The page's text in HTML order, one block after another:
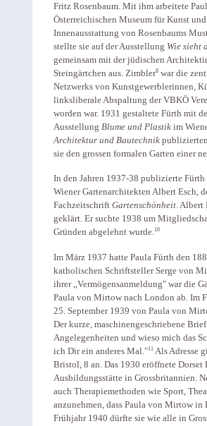
Fritz Rosenbaum. Mit ihm arbeitete
Österreichischen Museum für Kunst
Innenausstattung von Rosenbaums
stellte sie auf der Ausstellung Wie sieht
gemeinsam mit der jüdischen
Steingärtchen aus. Zimbler8 war die
Netzwerks von Kunstgewerblerinnen,
linksliberale Abspaltung der VBKÖ
worden war. 1931 gestaltete Fürth mit
Ausstellung Blume und Plastik im
Architektur und Bautechnik
sie den grossen formalen Garten einer
In den Jahren 1937-38 publizierte
Wiener Gartenarchitekten Albert Esch,
Fachzeitschrift Gartenschönheit. Albert
geklärt. Er suchte 1938 um
Gründen abgelehnt wurde.10
Im März 1937 hatte Paula Fürth den
katholischen Schriftsteller Serge von
ihrer „Vermögensanmeldung" war die
Paula von Mirtow nach London ab. Im
25. September 1939 von Paula von
Der kurze, maschinengeschriebene
Angelegenheiten und wieso mich das
ich Dir ein anderes Mal."11 Als Adresse
Bristol, 8 an. Das 1930 eröffnete Dorset
Ausbildungsstätte in Grossbritannien.
auch Therapiemethoden wie Sport,
anzunehmen, dass Paula von Mirtow in
Frühjahr 1940 dürfte sie wie alle in